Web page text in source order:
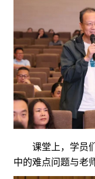
课堂上，学员们
中的难点问题与老